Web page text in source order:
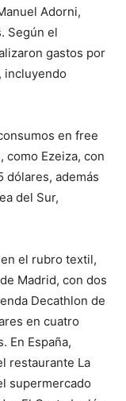
Adorni,
Según el
gastos por
incluyendo
en free
Ezeiza, con
dólares, además
del Sur,
el rubro textil,
Madrid, con dos
Decathlon de
en cuatro
En España,
restaurante La
supermercado